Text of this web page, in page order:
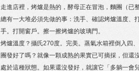
走進店裡，烤爐是熱的，酵母正在冒泡，麵團（
總有一大堆必須先做的事：洗手、確認烤爐溫度、
手。打開窗戶。擦一擦烤爐的玻璃門。
烤爐溫度？攝氏270度。完美。蒸氣水箱裡倒入四
團發好了嗎？就像一顆成熟的果實已可摘採，但
處於這種狀態。如果還沒發好，就讓它「多躺一